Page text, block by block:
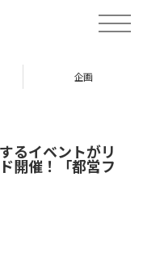
toggle
企画
るイベントがリ
開催！「都営フ